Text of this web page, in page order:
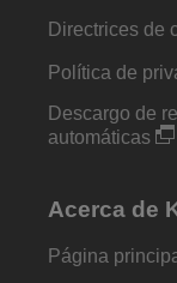
Directrices de
Política de
Descargo de
automáticas
Acerca de
Página